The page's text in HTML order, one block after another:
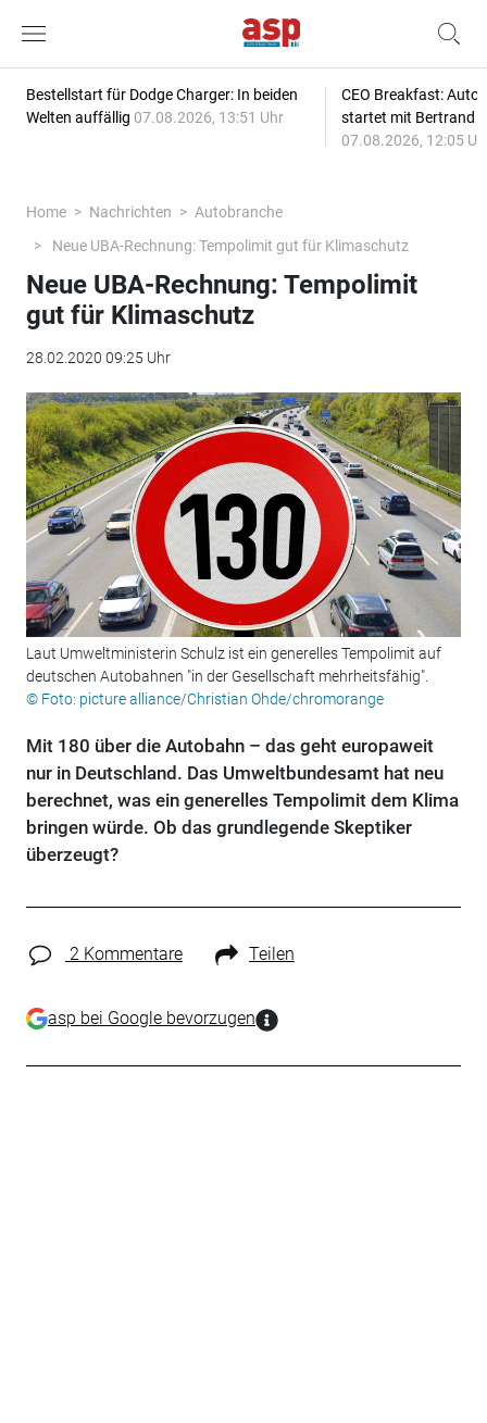
Bestellstart für Dodge Charger: In beiden
Welten auffällig 07.08.2026, 13:51 Uhr
CEO Breakfast:
startet mit Bertrand
07.08.2026, 12:05
Home Nachrichten
Autobranche
Neue UBA-Rechnung: Tempolimit gut für Klimaschutz
Neue UBA-Rechnung: Tempolimit
gut für Klimaschutz
28.02.2020 09:25 Uhr
Laut Umweltministerin Schulz ist ein generelles Tempolimit auf
deutschen Autobahnen "in der Gesellschaft mehrheitsfähig".
© Foto: picture alliance/Christian Ohde/chromorange
Mit 180 über die Autobahn – das geht europaweit
nur in Deutschland. Das Umweltbundesamt hat neu
berechnet, was ein generelles Tempolimit dem Klima
bringen würde. Ob das grundlegende Skeptiker
überzeugt?
2 Kommentare Teilen
asp bei Google bevorzugen